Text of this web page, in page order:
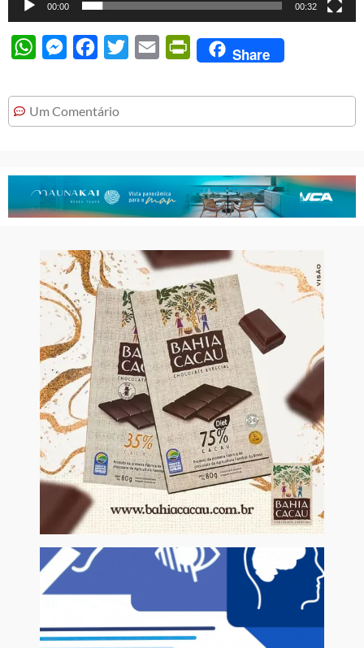
00:00 00:32
WhatsAppMessengerFacebook
Twitter Email PrintFriendly
Share
Um Comentário